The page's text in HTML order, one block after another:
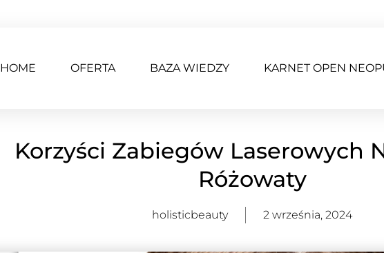
HOME OFERTA BAZA WIEDZY KARNET OPEN
Korzyści Zabiegów Laserowych
Różowaty
holisticbeauty 2 września, 2024